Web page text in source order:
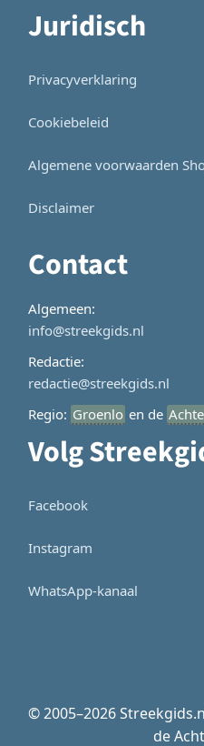
Juridisch
Privacyverklaring
Cookiebeleid
Algemene voorwaarden
Disclaimer
Contact
Algemeen:
info@streekgids.nl
Redactie:
redactie@streekgids.nl
Regio: Groenlo en de
Volg
Facebook
Instagram
WhatsApp-kanaal
© 2005–2026
de